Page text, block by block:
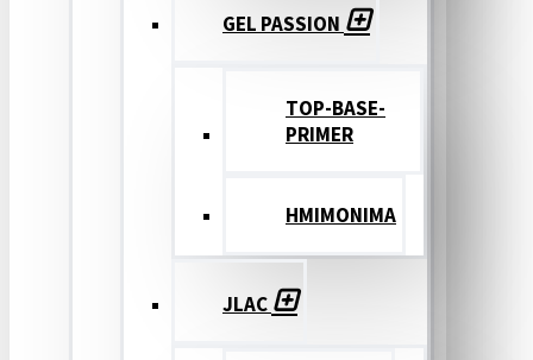
GEL PASSION
TOP-BASE-
PRIMER
ΗΜΙΜΟΝΙΜΑ
JLAC